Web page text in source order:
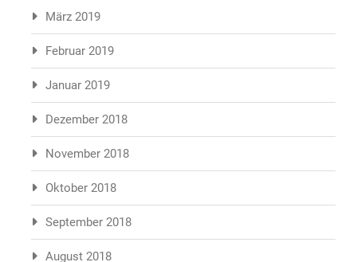
März 2019
Februar 2019
Januar 2019
Dezember 2018
November 2018
Oktober 2018
September 2018
August 2018